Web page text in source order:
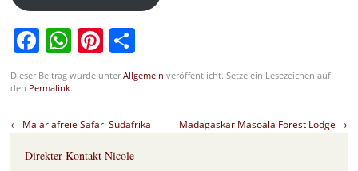
Facebook
WhatsApp
Pinterest
Teilen
Dieser Beitrag wurde unterAllgemein veröffentlicht. Setze ein Lesezeichen auf
den Permalink.
Beitragsnavigation
← Malariafreie Safari Südafrika Madagaskar Masoala Forest Lodge →
Direkter Kontakt Nicole